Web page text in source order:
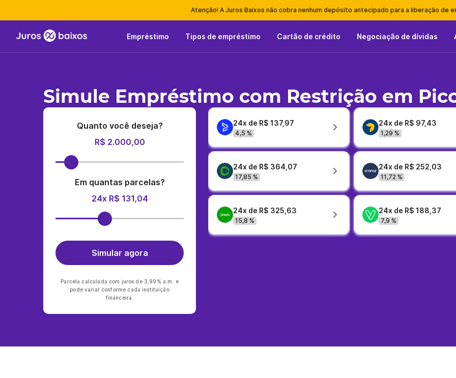
Atenção! A Juros Baixos não cobra nenhum depósito antecipado para a liberação de
Empréstimo Tipos de empréstimo Cartão de crédito Negociação de dívidas
Simule Empréstimo com Restrição em
Quanto você deseja?
R$ 2.000,00
Em quantas parcelas?
24x R$ 131,04
Simular agora
Parcela calculada com juros de 3,99% a.m. e
pode variar conforme cada instituição
financeira.
24x de R$ 137,97
4,5 %
24x de R$ 97,43
1,29 %
24x de R$ 364,07
17,85 %
24x de R$ 252,03
11,72 %
24x de R$ 325,63
15,8 %
24x de R$ 188,37
7,9 %